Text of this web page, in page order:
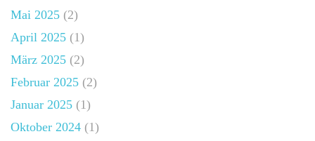
Mai 2025 (2)
April 2025 (1)
März 2025 (2)
Februar 2025 (2)
Januar 2025 (1)
Oktober 2024 (1)